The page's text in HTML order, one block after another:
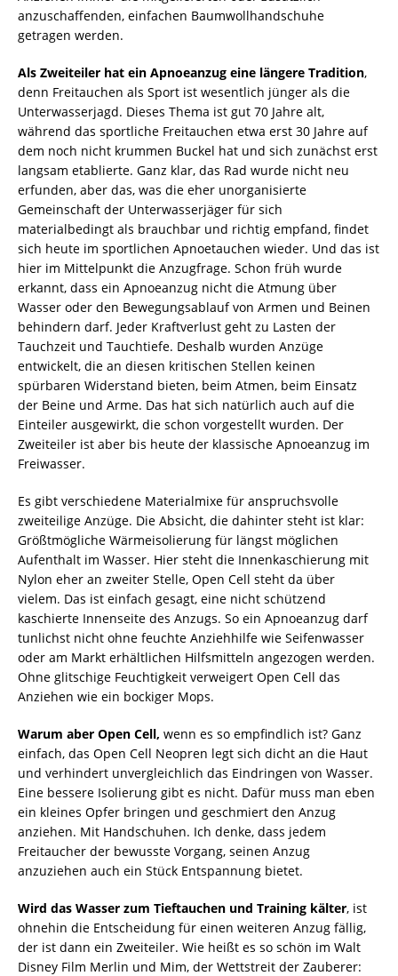
anzuschaffenden, einfachen Baumwollhandschuhe
getragen werden.
Als Zweiteiler hat ein Apnoeanzug eine längere Tradition,
denn Freitauchen als Sport ist wesentlich jünger als die
Unterwasserjagd. Dieses Thema ist gut 70 Jahre alt,
während das sportliche Freitauchen etwa erst 30 Jahre auf
dem noch nicht krummen Buckel hat und sich zunächst erst
langsam etablierte. Ganz klar, das Rad wurde nicht neu
erfunden, aber das, was die eher unorganisierte
Gemeinschaft der Unterwasserjäger für sich
materialbedingt als brauchbar und richtig empfand, findet
sich heute im sportlichen Apnoetauchen wieder. Und das ist
hier im Mittelpunkt die Anzugfrage. Schon früh wurde
erkannt, dass ein Apnoeanzug nicht die Atmung über
Wasser oder den Bewegungsablauf von Armen und Beinen
behindern darf. Jeder Kraftverlust geht zu Lasten der
Tauchzeit und Tauchtiefe. Deshalb wurden Anzüge
entwickelt, die an diesen kritischen Stellen keinen
spürbaren Widerstand bieten, beim Atmen, beim Einsatz
der Beine und Arme. Das hat sich natürlich auch auf die
Einteiler ausgewirkt, die schon vorgestellt wurden. Der
Zweiteiler ist aber bis heute der klassische Apnoeanzug im
Freiwasser.
Es gibt verschiedene Materialmixe für anspruchsvolle
zweiteilige Anzüge. Die Absicht, die dahinter steht ist klar:
Größtmögliche Wärmeisolierung für längst möglichen
Aufenthalt im Wasser. Hier steht die Innenkaschierung mit
Nylon eher an zweiter Stelle, Open Cell steht da über
vielem. Das ist einfach gesagt, eine nicht schützend
kaschierte Innenseite des Anzugs. So ein Apnoeanzug darf
tunlichst nicht ohne feuchte Anziehhilfe wie Seifenwasser
oder am Markt erhältlichen Hilfsmitteln angezogen werden.
Ohne glitschige Feuchtigkeit verweigert Open Cell das
Anziehen wie ein bockiger Mops.
Warum aber Open Cell, wenn es so empfindlich ist? Ganz
einfach, das Open Cell Neopren legt sich dicht an die Haut
und verhindert unvergleichlich das Eindringen von Wasser.
Eine bessere Isolierung gibt es nicht. Dafür muss man eben
ein kleines Opfer bringen und geschmiert den Anzug
anziehen. Mit Handschuhen. Ich denke, dass jedem
Freitaucher der bewusste Vorgang, seinen Anzug
anzuziehen auch ein Stück Entspannung bietet.
Wird das Wasser zum Tieftauchen und Training kälter, ist
ohnehin die Entscheidung für einen weiteren Anzug fällig,
der ist dann ein Zweiteiler. Wie heißt es so schön im Walt
Disney Film Merlin und Mim, der Wettstreit der Zauberer: